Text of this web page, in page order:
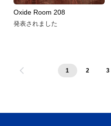
Oxide Room 208
発表されました
1 2 3